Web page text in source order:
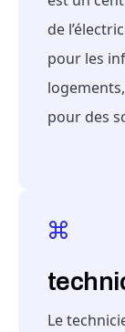
de
pour les
pour des
Le